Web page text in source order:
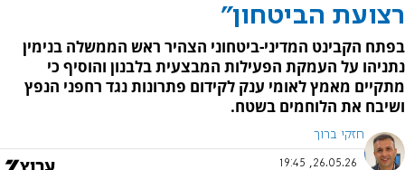
רצועת הביטחון"
בפתח הקבינט המדיני-ביטחוני הצהיר ראש הממשלה בנימין
נתניהו על העמקת הפעילות המבצעית בלבנון והוסיף כי
מתקיים מאמץ לאומי ענק לקידום פתרונות נגד רחפני הנפץ
ושיבח את הלוחמים בשטח.
חזקי ברוך
26.05.26, 19:45